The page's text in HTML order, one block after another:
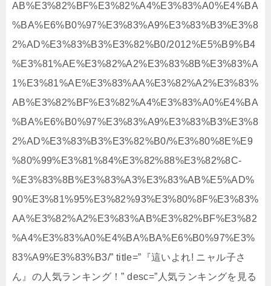
AB%E3%82%BF%E3%82%A4%E3%83%A0%E4%BA
%BA%E6%B0%97%E3%83%A9%E3%83%B3%E3%8
2%AD%E3%83%B3%E3%82%B0/2012%E5%B9%B4
%E3%81%AE%E3%82%A2%E3%83%8B%E3%83%A
1%E3%81%AE%E3%83%AA%E3%82%A2%E3%83%
AB%E3%82%BF%E3%82%A4%E3%83%A0%E4%BA
%BA%E6%B0%97%E3%83%A9%E3%83%B3%E3%8
2%AD%E3%83%B3%E3%82%B0/%E3%80%8E%E9
%80%99%E3%81%84%E3%82%88%E3%82%8C-
%E3%83%8B%E3%83%A3%E3%83%AB%E5%AD%
90%E3%81%95%E3%82%93%E3%80%8F%E3%83%
AA%E3%82%A2%E3%83%AB%E3%82%BF%E3%82
%A4%E3%83%A0%E4%BA%BA%E6%B0%97%E3%
83%A9%E3%83%B3/” title=”『這いよれ! ニャル子さ
ん』の人気ランキング！” desc=”人気ランキングを見る